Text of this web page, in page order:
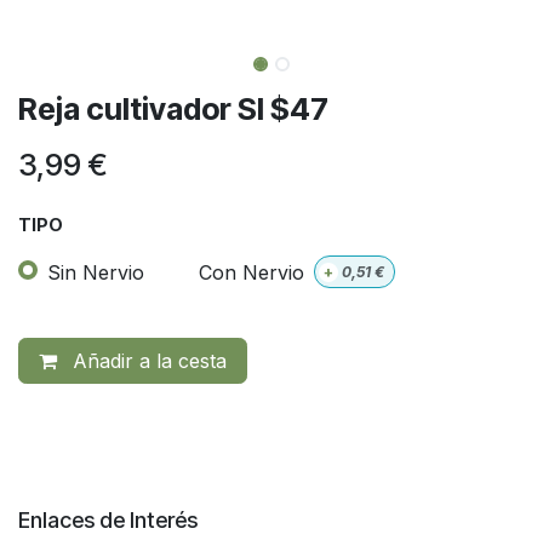
Reja cultivador SI $47
3,99 €
TIPO
Sin Nervio Con Nervio + 0,51€
Añadir a la cesta
Enlaces de Interés